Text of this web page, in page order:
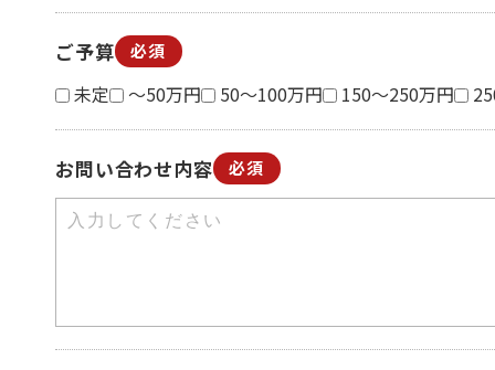
ご予算 必須
未定 ～50万円 50～100万円 150～250万円
お問い合わせ内容 必須